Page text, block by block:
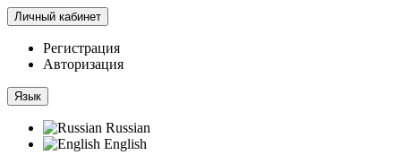
Личный кабинет
Регистрация
Авторизация
Язык
Russian
English